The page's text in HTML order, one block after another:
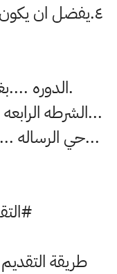
ان يكون من
.الدوره
الرابعه
الرساله ...حي
طريقة التقديم